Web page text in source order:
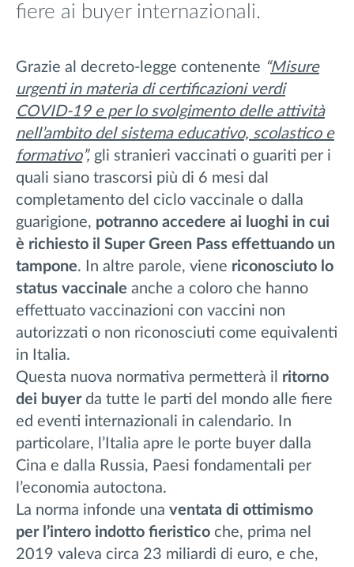
fiere ai buyer internazionali.
Grazie al decreto-legge contenente “Misure
urgenti in materia di certificazioni verdi
COVID-19 e per lo svolgimento delle attività
nell’ambito del sistema educativo, scolastico e
formativo”, gli stranieri vaccinati o guariti per i
quali siano trascorsi più di 6 mesi dal
completamento del ciclo vaccinale o dalla
guarigione, potranno accedere ai luoghi in cui
è richiesto il Super Green Pass effettuando un
tampone. In altre parole, viene riconosciuto lo
status vaccinale anche a coloro che hanno
effettuato vaccinazioni con vaccini non
autorizzati o non riconosciuti come equivalenti
in Italia.
Questa nuova normativa permetterà il ritorno
dei buyerda tutte le parti del mondo alle fiere
ed eventi internazionali in calendario. In
particolare, l’Italia apre le porte buyer dalla
Cina e dalla Russia, Paesi fondamentali per
l’economia autoctona.
La norma infonde una ventata di ottimismo
per l’intero indotto fieristico che, prima nel
2019 valeva circa 23 miliardi di euro, e che,